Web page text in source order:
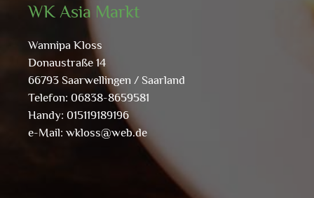
WK Asia Markt
Wannipa Kloss
Donaustraße 14
66793 Saarwellingen / Saarland
Telefon: 06838-8659581
Handy: 015119189196
e-Mail: wkloss@web.de